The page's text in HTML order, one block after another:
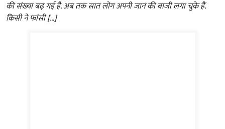
की संख्या बढ़ गई है. अब तक सात लोग अपनी जान की बाजी लगा चुके हैं.
किसी ने फांसी […]